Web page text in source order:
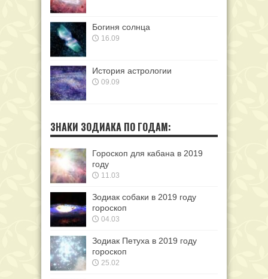
Богиня солнца
16.09
История астрологии
09.09
ЗНАКИ ЗОДИАКА ПО ГОДАМ:
Гороскоп для кабана в 2019
году
11.03
Зодиак собаки в 2019 году
гороскоп
04.03
Зодиак Петуха в 2019 году
гороскоп
25.02